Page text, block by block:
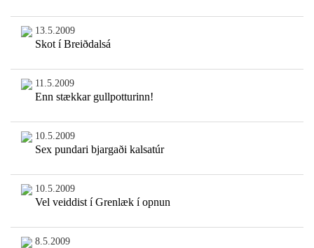
13.5.2009
Skot í Breiðdalsá
11.5.2009
Enn stækkar gullpotturinn!
10.5.2009
Sex pundari bjargaði kalsatúr
10.5.2009
Vel veiddist í Grenlæk í opnun
8.5.2009